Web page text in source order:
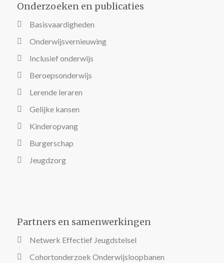
Onderzoeken en publicaties
Basisvaardigheden
Onderwijsvernieuwing
Inclusief onderwijs
Beroepsonderwijs
Lerende leraren
Gelijke kansen
Kinderopvang
Burgerschap
Jeugdzorg
Partners en samenwerkingen
Netwerk Effectief Jeugdstelsel
Cohortonderzoek Onderwijsloopbanen